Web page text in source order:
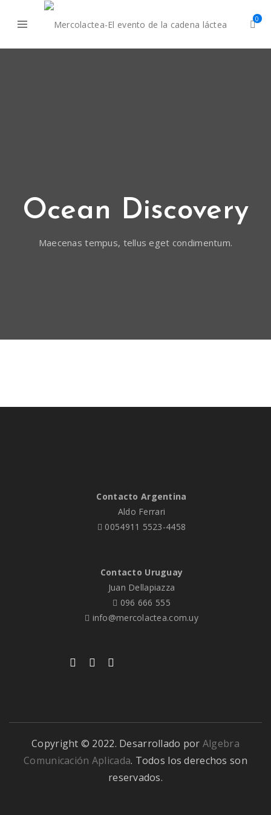
0
Ocean Discovery
Maecenas tempus, tellus eget condimentum.
Contacto Argentina
Aldo Ferrari
0054911 5523-4458
Contacto Uruguay
Juan Dellapiazza
096 666 555
info@mercolactea.com.uy
Copyright © 2022. Desarrollado por Algebra
Comunicación Aplicada. Todos los derechos son
reservados.